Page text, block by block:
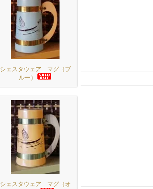
シェスタウェア マグ（ブ
ルー）
シェスタウェア マグ（オ